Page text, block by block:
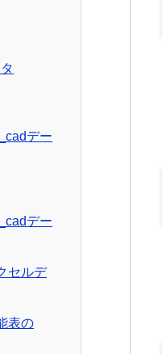
デー
デー
セルデ
表の